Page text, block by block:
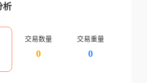
析
交易数量
0
交易重量
0